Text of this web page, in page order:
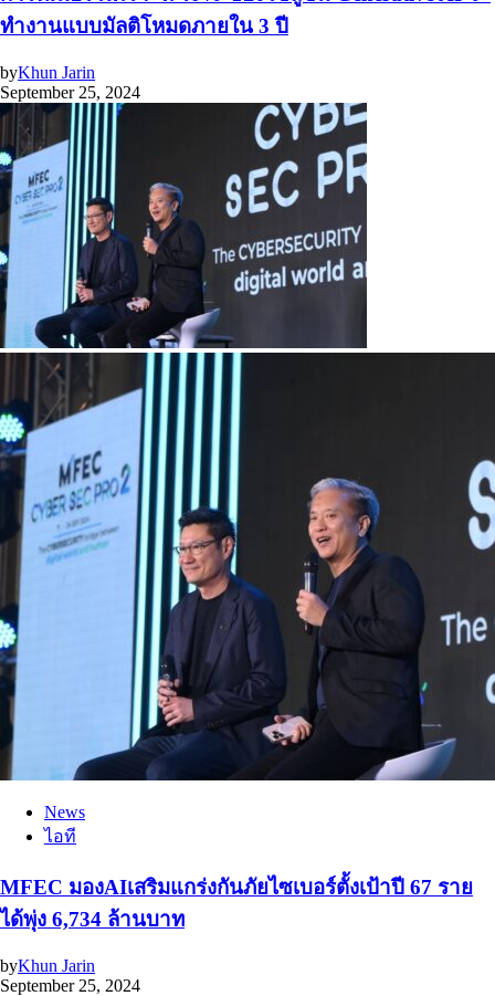
ทำงานแบบมัลติโหมดภายใน 3 ปี
byKhun Jarin
September 25, 2024
News
ไอที
MFEC มองAIเสริมแกร่งกันภัยไซเบอร์ตั้งเป้าปี 67 ราย
ได้พุ่ง 6,734 ล้านบาท
byKhun Jarin
September 25, 2024